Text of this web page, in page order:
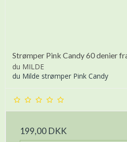
Strømper Pink Candy 60 denier
du MILDE
du Milde strømper Pink Candy
199,00 DKK